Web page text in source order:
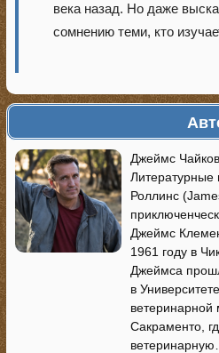
века назад. Но даже
сомнению теми, кто
Джеймс
Роллинс
Джеймс
1961 году в
Джеймса
в
Сакраменто,